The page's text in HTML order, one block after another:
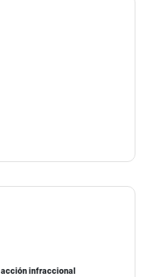
acción infraccional